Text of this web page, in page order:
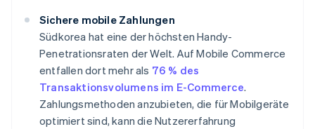
Sichere mobile Zahlungen
Südkorea hat eine der höchsten Handy-
Penetrationsraten der Welt. Auf Mobile Commerce
entfallen dort mehr als 76 % des
Transaktionsvolumens im E-Commerce.
Zahlungsmethoden anzubieten, die für Mobilgeräte
optimiert sind, kann die Nutzererfahrung